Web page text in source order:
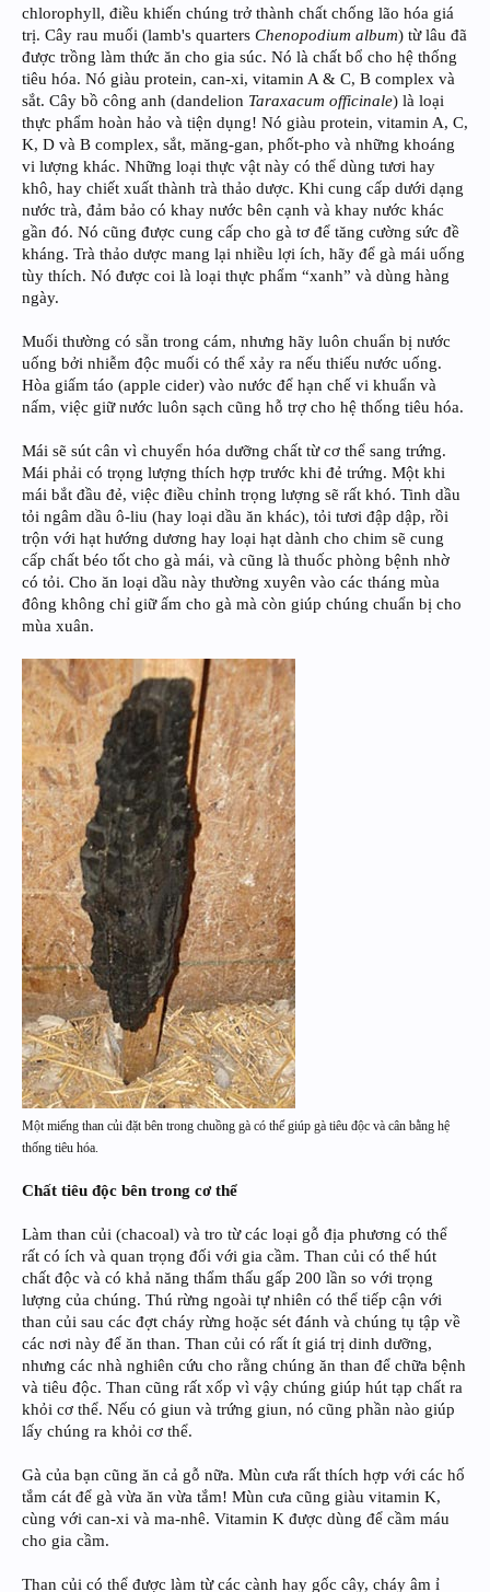
chlorophyll, điều khiến chúng trở thành chất chống lão hóa giá
trị. Cây rau muối (lamb's quarters Chenopodium album) từ lâu đã
được trồng làm thức ăn cho gia súc. Nó là chất bổ cho hệ thống
tiêu hóa. Nó giàu protein, can-xi, vitamin A & C, B complex và
sắt. Cây bồ công anh (dandelion Taraxacum officinale) là loại
thực phẩm hoàn hảo và tiện dụng! Nó giàu protein, vitamin A, C,
K, D và B complex, sắt, măng-gan, phốt-pho và những khoáng
vi lượng khác. Những loại thực vật này có thể dùng tươi hay
khô, hay chiết xuất thành trà thảo dược. Khi cung cấp dưới dạng
nước trà, đảm bảo có khay nước bên cạnh và khay nước khác
gần đó. Nó cũng được cung cấp cho gà tơ để tăng cường sức đề
kháng. Trà thảo dược mang lại nhiều lợi ích, hãy để gà mái uống
tùy thích. Nó được coi là loại thực phẩm “xanh” và dùng hàng
ngày.
Muối thường có sẵn trong cám, nhưng hãy luôn chuẩn bị nước
uống bởi nhiễm độc muối có thể xảy ra nếu thiếu nước uống.
Hòa giấm táo (apple cider) vào nước để hạn chế vi khuẩn và
nấm, việc giữ nước luôn sạch cũng hỗ trợ cho hệ thống tiêu hóa.
Mái sẽ sút cân vì chuyển hóa dưỡng chất từ cơ thể sang trứng.
Mái phải có trọng lượng thích hợp trước khi đẻ trứng. Một khi
mái bắt đầu đẻ, việc điều chỉnh trọng lượng sẽ rất khó. Tinh dầu
tỏi ngâm dầu ô-liu (hay loại dầu ăn khác), tỏi tươi đập dập, rồi
trộn với hạt hướng dương hay loại hạt dành cho chim sẽ cung
cấp chất béo tốt cho gà mái, và cũng là thuốc phòng bệnh nhờ
có tỏi. Cho ăn loại dầu này thường xuyên vào các tháng mùa
đông không chỉ giữ ấm cho gà mà còn giúp chúng chuẩn bị cho
mùa xuân.
Một miếng than củi đặt bên trong chuồng gà có thể giúp gà tiêu độc và cân bằng hệ
thống tiêu hóa.
Chất tiêu độc bên trong cơ thể
Làm than củi (chacoal) và tro từ các loại gỗ địa phương có thể
rất có ích và quan trọng đối với gia cầm. Than củi có thể hút
chất độc và có khả năng thẩm thấu gấp 200 lần so với trọng
lượng của chúng. Thú rừng ngoài tự nhiên có thể tiếp cận với
than củi sau các đợt cháy rừng hoặc sét đánh và chúng tụ tập về
các nơi này để ăn than. Than củi có rất ít giá trị dinh dưỡng,
nhưng các nhà nghiên cứu cho rằng chúng ăn than để chữa bệnh
và tiêu độc. Than cũng rất xốp vì vậy chúng giúp hút tạp chất ra
khỏi cơ thể. Nếu có giun và trứng giun, nó cũng phần nào giúp
lấy chúng ra khỏi cơ thể.
Gà của bạn cũng ăn cả gỗ nữa. Mùn cưa rất thích hợp với các hố
tắm cát để gà vừa ăn vừa tắm! Mùn cưa cũng giàu vitamin K,
cùng với can-xi và ma-nhê. Vitamin K được dùng để cầm máu
cho gia cầm.
Than củi có thể được làm từ các cành hay gốc cây, cháy âm ỉ